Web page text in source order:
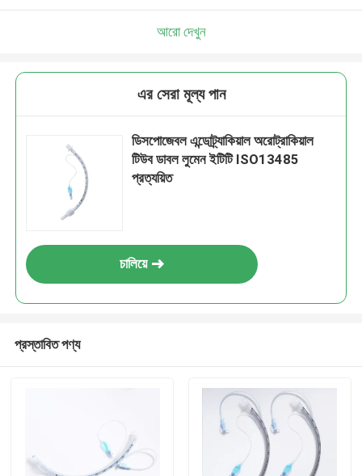
আরো দেখুন
এর সেরা মূল্য পান
ডিসপোজেবল এন্ডোট্র্যাকিয়াল অরোট্রাকিয়াল
টিউব ডাবল লুমেন ইটিটি ISO13485
প্রত্যয়িত
চালিয়ে
প্রস্তাবিত পণ্য